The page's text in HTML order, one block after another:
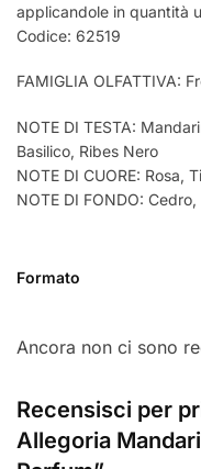
applicandole in quantità
Codice: 62519
FAMIGLIA OLFATTIVA:
NOTE DI TESTA:
Basilico, Ribes Nero
NOTE DI CUORE: Rosa,
NOTE DI FONDO:
Formato
Ancora non ci sono
Recensisci per
Allegoria